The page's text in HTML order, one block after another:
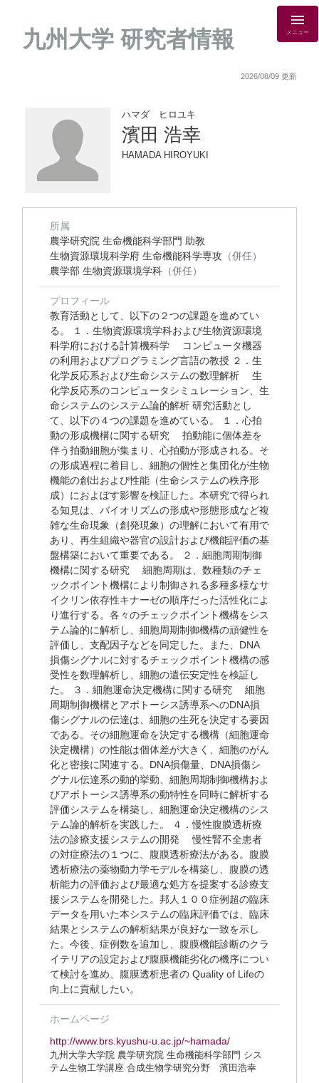
九州大学 研究者情報 メニュー
2026/08/09 更新
ハマダ ヒロユキ
濱田 浩幸
HAMADA HIROYUKI
所属
農学研究院 生命機能科学部門 助教
生物資源環境科学府 生命機能科学専攻 （併任）
農学部 生物資源環境学科 （併任）
プロフィール
教育活動として、以下の２つの課題を進めてい
る。 １．生物資源環境学科および生物資源環境
科学府における計算機科学 コンピュータ機器
の利用およびプログラミング言語の教授 ２．生
化学反応系および生命システムの数理解析 生
化学反応系のコンピュータシミュレーション、生
命システムのシステム論的解析 研究活動とし
て、以下の４つの課題を進めている。 １．心拍
動の形成機構に関する研究 拍動能に個体差を
伴う拍動細胞が集まり、心拍動が形成される。そ
の形成過程に着目し、細胞の個性と集団化が生物
機能の創出および性能（生命システムの秩序形
成）におよぼす影響を検証した。本研究で得られ
る知見は、バイオリズムの形成や形態形成など複
雑な生命現象（創発現象）の理解において有用で
あり、再生組織や器官の設計および機能評価の基
盤構築において重要である。 ２．細胞周期制御
機構に関する研究 細胞周期は、数種類のチェ
ックポイント機構により制御される多種多様なサ
イクリン依存性キナーゼの順序だった活性化によ
り進行する。各々のチェックポイント機構をシス
テム論的に解析し、細胞周期制御機構の頑健性を
評価し、支配因子などを同定した。また、DNA
損傷シグナルに対するチェックポイント機構の感
受性を数理解析し、細胞の遺伝安定性を検証し
た。 ３．細胞運命決定機構に関する研究 細胞
周期制御機構とアポトーシス誘導系へのDNA損
傷シグナルの伝達は、細胞の生死を決定する要因
である。その細胞運命を決定する機構（細胞運命
決定機構）の性能は個体差が大きく、細胞のがん
化と密接に関連する。DNA損傷量、DNA損傷シ
グナル伝達系の動的挙動、細胞周期制御機構およ
びアポトーシス誘導系の動特性を同時に解析する
評価システムを構築し、細胞運命決定機構のシス
テム論的解析を実践した。 ４．慢性腹膜透析療
法の診療支援システムの開発 慢性腎不全患者
の対症療法の１つに、腹膜透析療法がある。腹膜
透析療法の薬物動力学モデルを構築し、腹膜の透
析能力の評価および最適な処方を提案する診療支
援システムを開発した。邦人１００症例超の臨床
データを用いた本システムの臨床評価では、臨床
結果とシステムの解析結果が良好な一致を示し
た。今後、症例数を追加し、腹膜機能診断のクラ
イテリアの設定および腹膜機能劣化の機序につい
て検討を進め、腹膜透析患者の Quality of Lifeの
向上に貢献したい。
ホームページ
http://www.brs.kyushu-u.ac.jp/~hamada/
九州大学大学院 農学研究院 生命機能科学部門 シス
テム生物工学講座 合成生物学研究分野 濱田浩幸